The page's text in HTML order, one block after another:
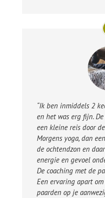
“Ik ben inmiddels 2
en het was erg fijn.
een kleine reis door de
Morgens yoga, dan
de ochtendzon en
energie en gevoel
De coaching met de
Een ervaring apart
paarden op je